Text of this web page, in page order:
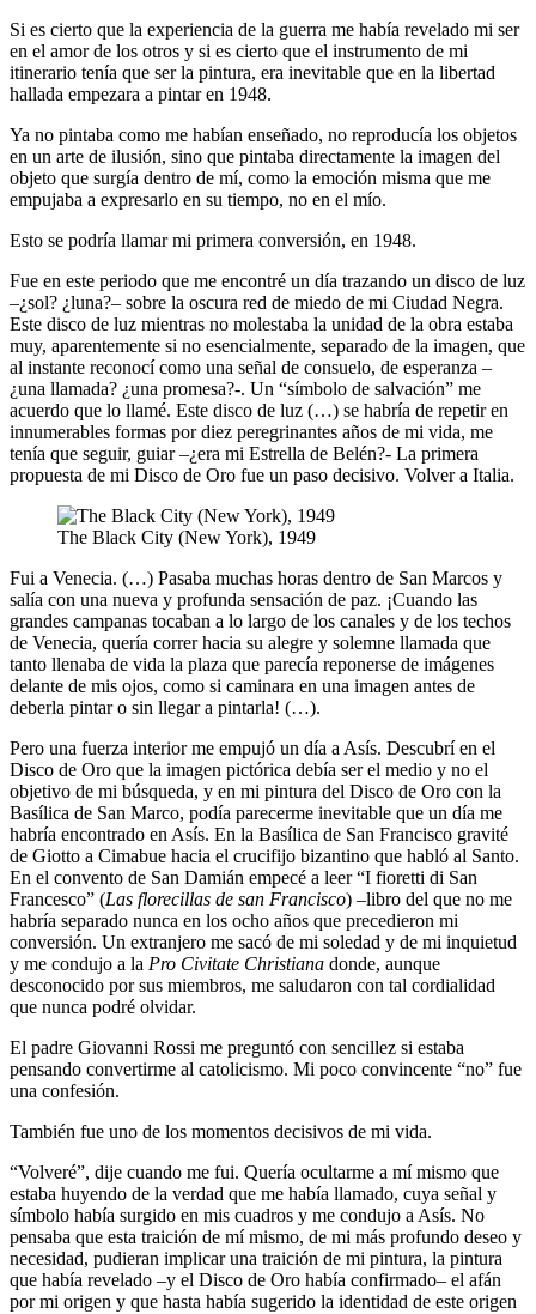
Si es cierto que la experiencia de la guerra me había revelado mi ser
en el amor de los otros y si es cierto que el instrumento de mi
itinerario tenía que ser la pintura, era inevitable que en la libertad
hallada empezara a pintar en 1948.
Ya no pintaba como me habían enseñado, no reproducía los objetos
en un arte de ilusión, sino que pintaba directamente la imagen del
objeto que surgía dentro de mí, como la emoción misma que me
empujaba a expresarlo en su tiempo, no en el mío.
Esto se podría llamar mi primera conversión, en 1948.
Fue en este periodo que me encontré un día trazando un disco de luz
–¿sol? ¿luna?– sobre la oscura red de miedo de mi Ciudad Negra.
Este disco de luz mientras no molestaba la unidad de la obra estaba
muy, aparentemente si no esencialmente, separado de la imagen, que
al instante reconocí como una señal de consuelo, de esperanza –
¿una llamada? ¿una promesa?-. Un “símbolo de salvación” me
acuerdo que lo llamé. Este disco de luz (…) se habría de repetir en
innumerables formas por diez peregrinantes años de mi vida, me
tenía que seguir, guiar –¿era mi Estrella de Belén?- La primera
propuesta de mi Disco de Oro fue un paso decisivo. Volver a Italia.
The Black City (New York), 1949
Fui a Venecia. (…) Pasaba muchas horas dentro de San Marcos y
salía con una nueva y profunda sensación de paz. ¡Cuando las
grandes campanas tocaban a lo largo de los canales y de los techos
de Venecia, quería correr hacia su alegre y solemne llamada que
tanto llenaba de vida la plaza que parecía reponerse de imágenes
delante de mis ojos, como si caminara en una imagen antes de
deberla pintar o sin llegar a pintarla! (…).
Pero una fuerza interior me empujó un día a Asís. Descubrí en el
Disco de Oro que la imagen pictórica debía ser el medio y no el
objetivo de mi búsqueda, y en mi pintura del Disco de Oro con la
Basílica de San Marco, podía parecerme inevitable que un día me
habría encontrado en Asís. En la Basílica de San Francisco gravité
de Giotto a Cimabue hacia el crucifijo bizantino que habló al Santo.
En el convento de San Damián empecé a leer “I fioretti di San
Francesco” (Las florecillas de san Francisco) –libro del que no me
habría separado nunca en los ocho años que precedieron mi
conversión. Un extranjero me sacó de mi soledad y de mi inquietud
y me condujo a la Pro Civitate Christiana donde, aunque
desconocido por sus miembros, me saludaron con tal cordialidad
que nunca podré olvidar.
El padre Giovanni Rossi me preguntó con sencillez si estaba
pensando convertirme al catolicismo. Mi poco convincente “no” fue
una confesión.
También fue uno de los momentos decisivos de mi vida.
“Volveré”, dije cuando me fui. Quería ocultarme a mí mismo que
estaba huyendo de la verdad que me había llamado, cuya señal y
símbolo había surgido en mis cuadros y me condujo a Asís. No
pensaba que esta traición de mí mismo, de mi más profundo deseo y
necesidad, pudieran implicar una traición de mi pintura, la pintura
que había revelado –y el Disco de Oro había confirmado– el afán
por mi origen y que hasta había sugerido la identidad de este origen